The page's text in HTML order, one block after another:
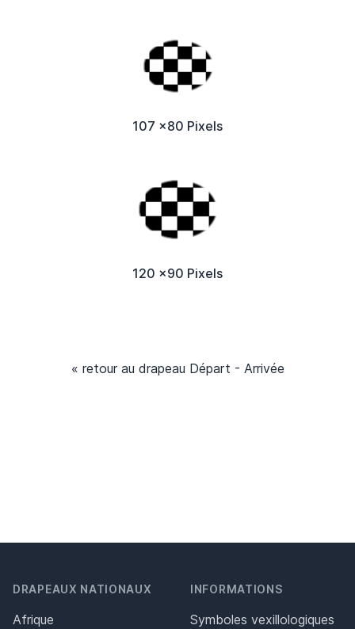
107 x80 Pixels
120 x90 Pixels
« retour au drapeau Départ - Arrivée
DRAPEAUX NATIONAUX
Afrique
INFORMATIONS
Symboles vexillologiques